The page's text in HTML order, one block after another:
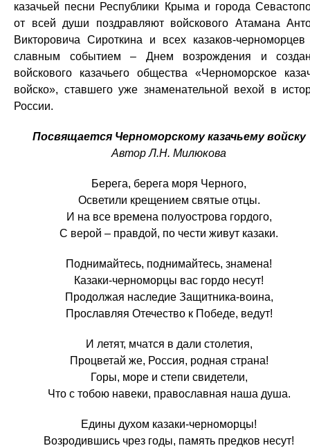
казачьей песни Республики Крыма и города
от всей души поздравляют войскового Атамана
Викторовича Сироткина и всех казаков-черноморцев
славным событием – Днем возрождения и
войскового казачьего общества «Черноморское
войско», ставшего уже знаменательной вехой в
России.
Посвящается Черноморскому казачьему войску
Автор Л.Н. Милюкова
Берега, берега моря Черного,
Осветили крещением святые отцы.
И на все времена полуострова гордого,
С верой – правдой, по чести живут казаки.
Поднимайтесь, поднимайтесь, знамена!
Казаки-черноморцы вас гордо несут!
Продолжая наследие Защитника-воина,
Прославляя Отечество к Победе, ведут!
И летят, мчатся в дали столетия,
Процветай же, Россия, родная страна!
Горы, море и степи свидетели,
Что с тобою навеки, православная наша душа.
Едины духом казаки-черноморцы!
Возродившись чрез годы, память предков несут!